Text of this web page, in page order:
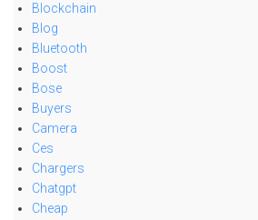
Blockchain
Blog
Bluetooth
Boost
Bose
Buyers
Camera
Ces
Chargers
Chatgpt
Cheap